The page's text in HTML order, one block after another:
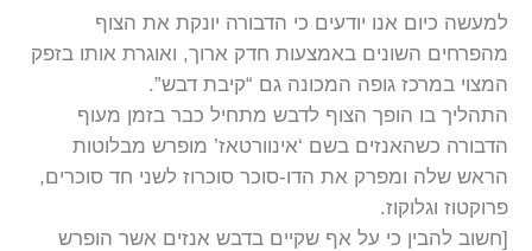
למעשה כיום אנו יודעים כי הדבורה יונקת את הצוף
מהפרחים השונים באמצעות חדק ארוך, ואוגרת אותו בזפק
המצוי במרכז גופה המכונה גם “קיבת דבש”.
התהליך בו הופך הצוף לדבש מתחיל כבר בזמן מעוף
הדבורה כשהאנזים בשם ‘אינוורטאז’ מופרש מבלוטות
הראש שלה ומפרק את הדו-סוכר סוכרוז לשני חד סוכרים,
פרוקטוז וגלוקוז.
[חשוב להבין כי על אף שקיים בדבש אנזים אשר הופרש